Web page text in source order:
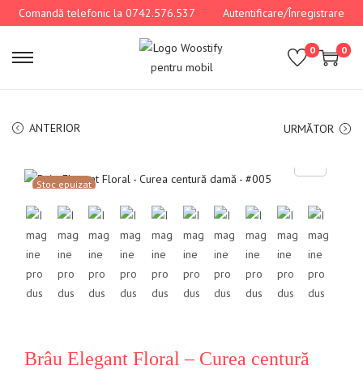
Comandă telefonic la 0742.576.537 Autentificare/Înregistrare
0 0
ANTERIOR URMĂTOR
Stoc epuizat
Brâu Elegant Floral – Curea centură